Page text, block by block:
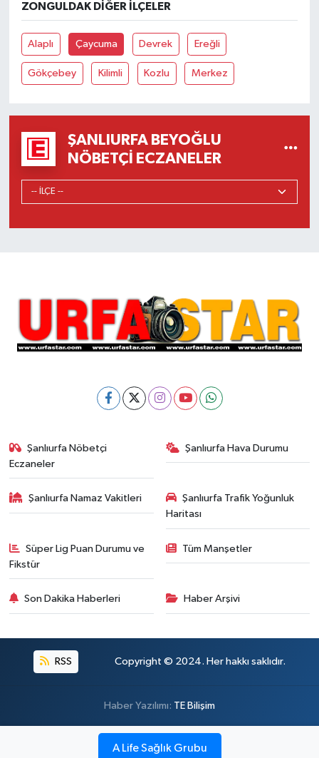
ZONGULDAK DIĞER İLÇELER
Alaplı Çaycuma Devrek Ereğli
Gökçebey Kilimli Kozlu Merkez
ŞANLIURFA BEYOĞLU
NÖBETÇI ECZANELER
Şanlıurfa Nöbetçi
Eczaneler
Şanlıurfa Hava Durumu
Şanlıurfa Namaz Vakitleri
Şanlıurfa Trafik Yoğunluk
Haritası
Süper Lig Puan Durumu ve
Fikstür
Tüm Manşetler
Son Dakika Haberleri Haber Arşivi
RSS Copyright © 2024. Her hakkı saklıdır.
Haber Yazılımı: TE Bilişim
A Life Sağlık Grubu